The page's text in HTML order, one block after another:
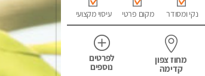
נקי ומסודר מקום פרטי עיסוי מקצועי
מחוז צפון
קדימה
לפרטים
נוספים